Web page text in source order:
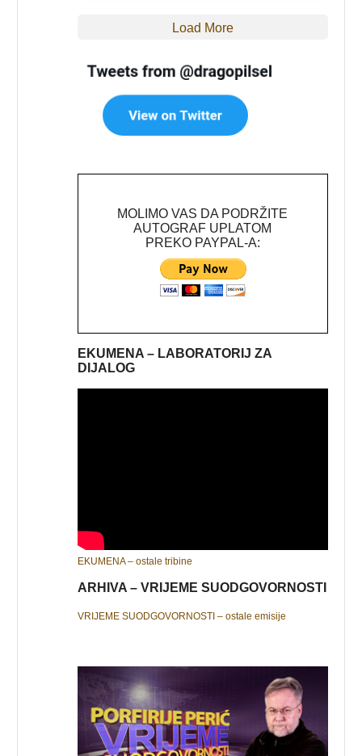
Load More
MOLIMO VAS DA PODRŽITE
AUTOGRAF UPLATOM
PREKO PAYPAL-A:
EKUMENA – LABORATORIJ ZA
DIJALOG
EKUMENA – ostale tribine
ARHIVA – VRIJEME SUODGOVORNOSTI
VRIJEME SUODGOVORNOSTI – ostale emisije